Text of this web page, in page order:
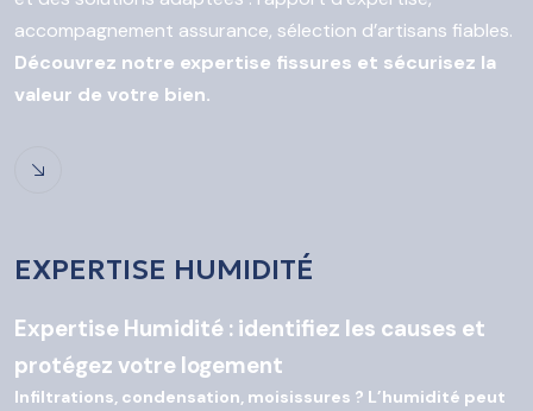
accompagnement assurance, sélection d’artisans fiables.
Découvrez notre expertise fissures et sécurisez la
valeur de votre bien.
EXPERTISE HUMIDITÉ
Expertise Humidité : identifiez les causes et
protégez votre logement
Infiltrations, condensation, moisissures ? L’humidité peut